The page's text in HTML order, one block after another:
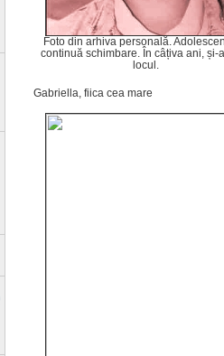
Foto din arhiva personală.
continuă schimbare. În câțiva ani, și-
locul.
Gabriella, fiica cea mare